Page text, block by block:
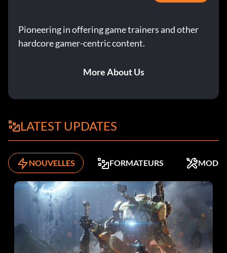
Pioneering in offering game trainers and other
hardcore gamer-centric content.
More About Us
LATEST UPDATES
NOUVELLES FORMATEURS MODS